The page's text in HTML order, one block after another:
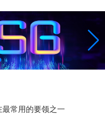
常用的要领之一